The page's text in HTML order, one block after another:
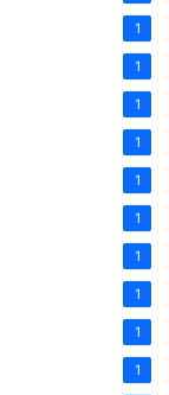
1
1
1
1
1
1
1
1
1
1